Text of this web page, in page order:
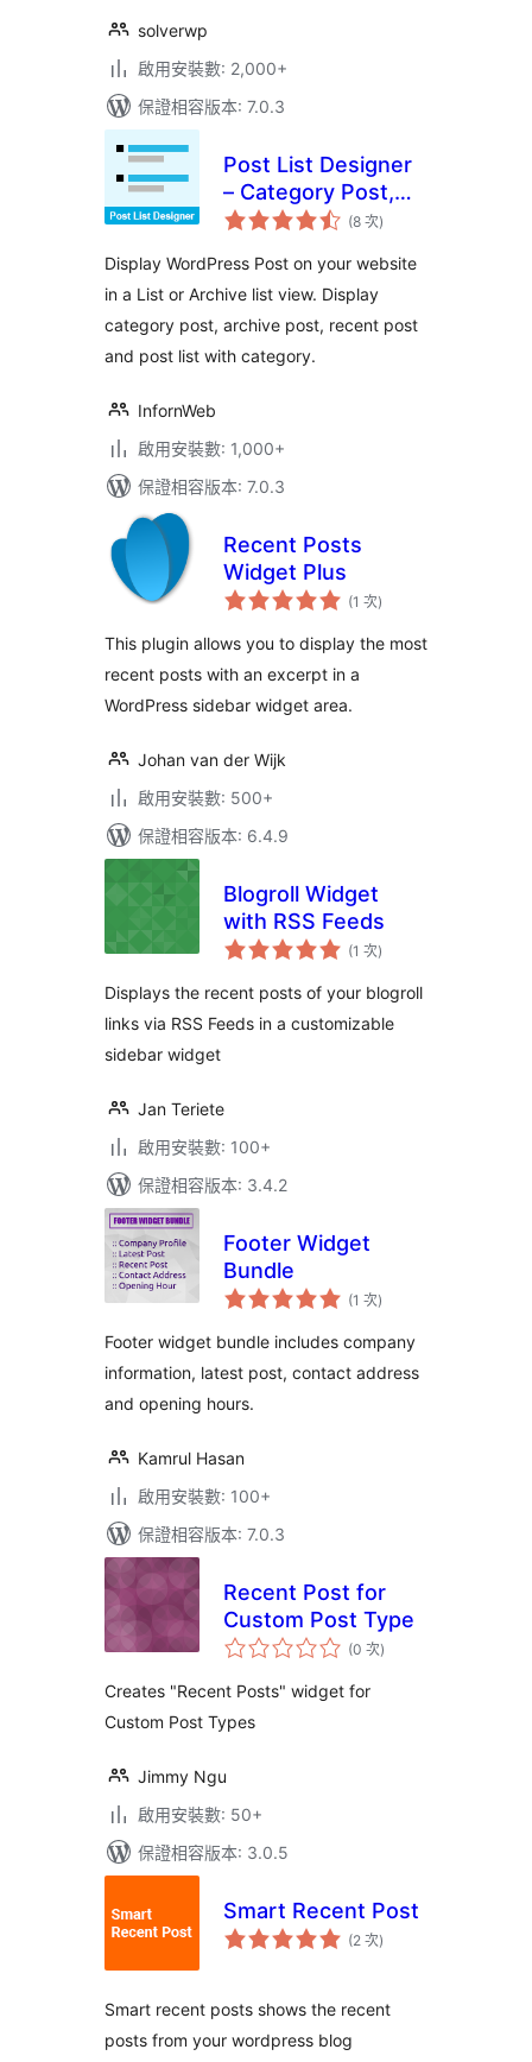
solverwp
啟用安裝數: 2,000+
保證相容版本: 7.0.3
Post List Designer
– Category Post,
Recent Post, Post
(8 次評
分
數
)
Display WordPress Post on your website
in a List or Archive list view. Display
category post, archive post, recent post
and post list with category.
InfornWeb
啟用安裝數: 1,000+
保證相容版本: 7.0.3
Recent Posts
Widget Plus
(1 次評
分
數
)
This plugin allows you to display the most
recent posts with an excerpt in a
WordPress sidebar widget area.
Johan van der Wijk
啟用安裝數: 500+
保證相容版本: 6.4.9
Blogroll Widget
with RSS Feeds
(1 次評
分
數
)
Displays the recent posts of your blogroll
links via RSS Feeds in a customizable
sidebar widget
Jan Teriete
啟用安裝數: 100+
保證相容版本: 3.4.2
Footer Widget
Bundle
(1 次評
分
數
)
Footer widget bundle includes company
information, latest post, contact address
and opening hours.
Kamrul Hasan
啟用安裝數: 100+
保證相容版本: 7.0.3
Recent Post for
Custom Post Type
(0 次評
分)
Creates "Recent Posts" widget for
Custom Post Types
Jimmy Ngu
啟用安裝數: 50+
保證相容版本: 3.0.5
Smart Recent Post
(2 次評
分)
Smart recent posts shows the recent
posts from your wordpress blog